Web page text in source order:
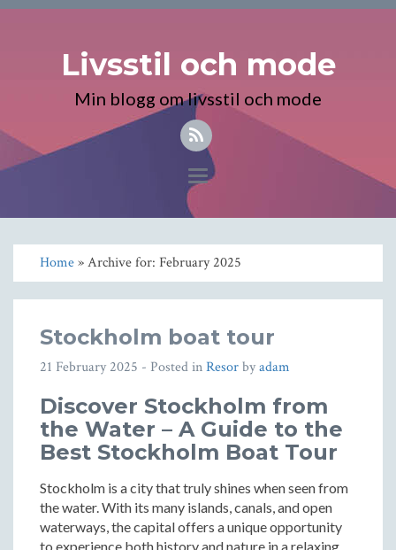
Livsstil och mode
Min blogg om livsstil och mode
Toggle
Home» Archive for: February 2025
Stockholm boat tour
21 February 2025 - Posted inResorbyadam
Discover Stockholm from
the Water – A Guide to the
Best Stockholm Boat Tour
Stockholm is a city that truly shines when seen from
the water. With its many islands, canals, and open
waterways, the capital offers a unique opportunity
to experience both history and nature in a relaxing